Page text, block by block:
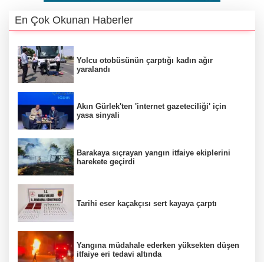
En Çok Okunan Haberler
Yolcu otobüsünün çarptığı kadın ağır
yaralandı
Akın Gürlek'ten 'internet gazeteciliği' için
yasa sinyali
Barakaya sıçrayan yangın itfaiye ekiplerini
harekete geçirdi
Tarihi eser kaçakçısı sert kayaya çarptı
Yangına müdahale ederken yüksekten düşen
itfaiye eri tedavi altında